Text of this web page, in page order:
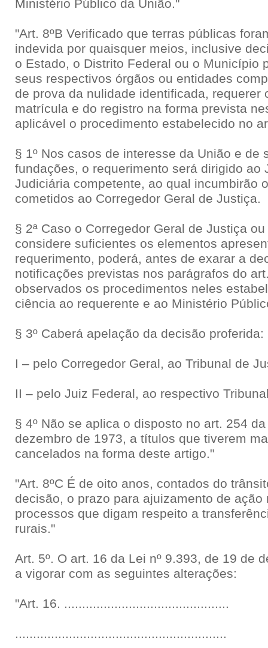
Ministério Público da União."
"Art. 8ºB Verificado que terras públicas
indevida por quaisquer meios, inclusive
o Estado, o Distrito Federal ou o Município
seus respectivos órgãos ou entidades
de prova da nulidade identificada, requerer
matrícula e do registro na forma prevista
aplicável o procedimento estabelecido no
§ 1º Nos casos de interesse da União e de
fundações, o requerimento será dirigido ao
Judiciária competente, ao qual incumbirão
cometidos ao Corregedor Geral de Justiça.
§ 2ª Caso o Corregedor Geral de Justiça
considere suficientes os elementos
requerimento, poderá, antes de exarar a
notificações previstas nos parágrafos do
observados os procedimentos neles
ciência ao requerente e ao Ministério
§ 3º Caberá apelação da decisão proferida:
I – pelo Corregedor Geral, ao Tribunal de
II – pelo Juiz Federal, ao respectivo
§ 4º Não se aplica o disposto no art. 254
dezembro de 1973, a títulos que tiverem
cancelados na forma deste artigo."
"Art. 8ºC É de oito anos, contados do
decisão, o prazo para ajuizamento de
processos que digam respeito a
rurais."
Art. 5º. O art. 16 da Lei nº 9.393, de 19 de
a vigorar com as seguintes alterações:
"Art. 16. ..............................................
...........................................................